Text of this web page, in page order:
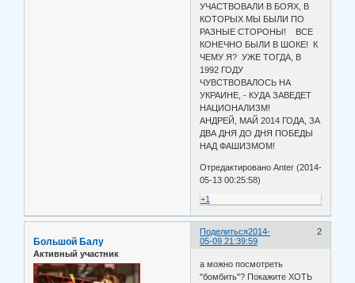
УЧАСТВОВАЛИ В БОЯХ, В
КОТОРЫХ МЫ БЫЛИ ПО
РАЗНЫЕ СТОРОНЫ! ВСЕ
КОНЕЧНО БЫЛИ В ШОКЕ! К
ЧЕМУ Я? УЖЕ ТОГДА, В
1992 ГОДУ
ЧУВСТВОВАЛОСЬ НА
УКРАИНЕ, - КУДА ЗАВЕДЕТ
НАЦИОНАЛИЗМ!
АНДРЕЙ, МАЙ 2014 ГОДА, ЗА
ДВА ДНЯ ДО ДНЯ ПОБЕДЫ
НАД ФАШИЗМОМ!
Отредактировано Anter (2014-
05-13 00:25:58)
+1
Поделиться 2
2014-
05-09 21:39:59
Большой Балу
Активный участник
а можно посмотреть
"бомбить"? Покажите ХОТЬ